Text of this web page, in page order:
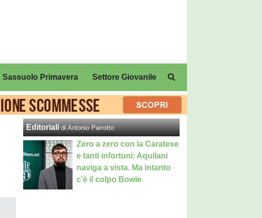
Sassuolo Primavera Settore Giovanile
Editoriali di Antonio Parrotto
Zero a zero con la Caratese
e tanti infortuni: Aquilani
naviga a vista. Ma intanto
c’è il colpo Bowie